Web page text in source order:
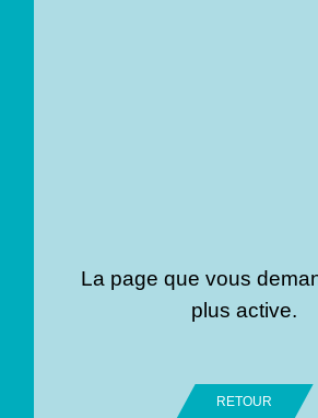
La page que vous
plus active.
RETOUR